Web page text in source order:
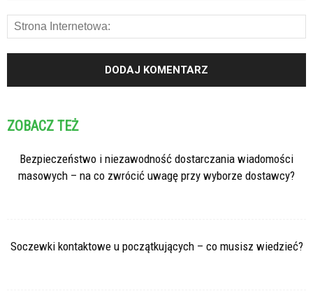
ZOBACZ TEŻ
Bezpieczeństwo i niezawodność dostarczania wiadomości
masowych – na co zwrócić uwagę przy wyborze dostawcy?
Soczewki kontaktowe u początkujących – co musisz wiedzieć?